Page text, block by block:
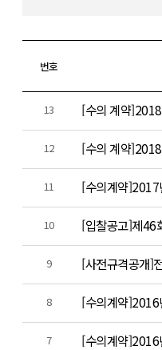
번호
13
12
11
10
9
8
7